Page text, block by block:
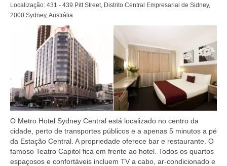
Localização: 431 - 439 Pitt Street, Distrito Central Empresarial de Sidney,
2000 Sydney, Austrália
O Metro Hotel Sydney Central está localizado no centro da
cidade, perto de transportes públicos e a apenas 5 minutos a pé
da Estação Central. A propriedade oferece bar e restaurante. O
famoso Teatro Capitol fica em frente ao hotel. Todos os quartos
espaçosos e confortáveis ​​incluem TV a cabo, ar-condicionado e